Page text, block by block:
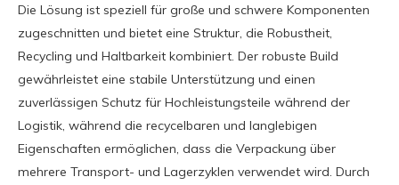
Die Lösung ist speziell für große und schwere Komponenten
zugeschnitten und bietet eine Struktur, die Robustheit,
Recycling und Haltbarkeit kombiniert. Der robuste Build
gewährleistet eine stabile Unterstützung und einen
zuverlässigen Schutz für Hochleistungsteile während der
Logistik, während die recycelbaren und langlebigen
Eigenschaften ermöglichen, dass die Verpackung über
mehrere Transport- und Lagerzyklen verwendet wird. Durch